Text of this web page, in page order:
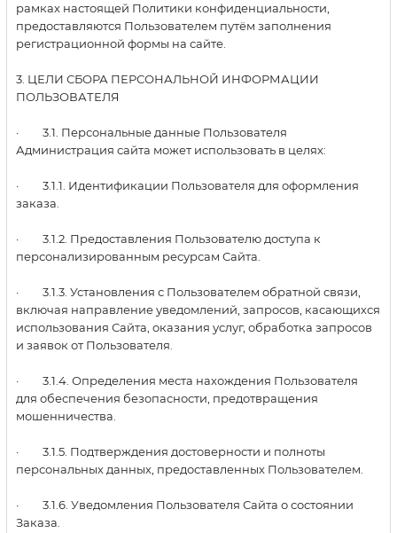
рамках настоящей Политики конфиденциальности,
предоставляются Пользователем путём заполнения
регистрационной формы на сайте.
3. ЦЕЛИ СБОРА ПЕРСОНАЛЬНОЙ ИНФОРМАЦИИ
ПОЛЬЗОВАТЕЛЯ
· 3.1. Персональные данные Пользователя
Администрация сайта может использовать в целях:
· 3.1.1. Идентификации Пользователя для оформления
заказа.
· 3.1.2. Предоставления Пользователю доступа к
персонализированным ресурсам Сайта.
· 3.1.3. Установления с Пользователем обратной связи,
включая направление уведомлений, запросов, касающихся
использования Сайта, оказания услуг, обработка запросов
и заявок от Пользователя.
· 3.1.4. Определения места нахождения Пользователя
для обеспечения безопасности, предотвращения
мошенничества.
· 3.1.5. Подтверждения достоверности и полноты
персональных данных, предоставленных Пользователем.
· 3.1.6. Уведомления Пользователя Сайта о состоянии
Заказа.